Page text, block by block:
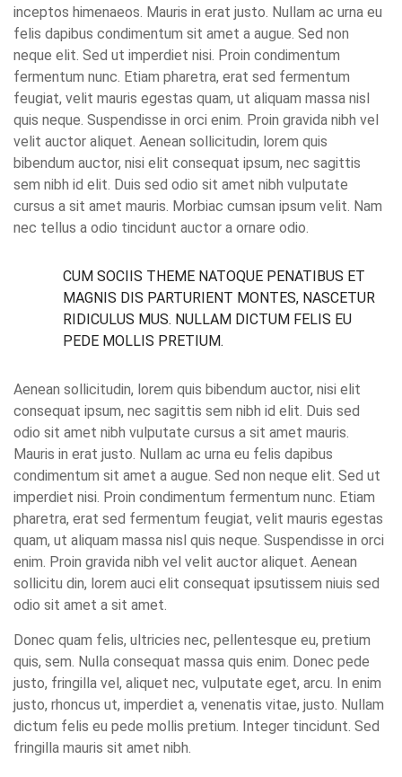
inceptos himenaeos. Mauris in erat justo. Nullam ac urna eu
felis dapibus condimentum sit amet a augue. Sed non
neque elit. Sed ut imperdiet nisi. Proin condimentum
fermentum nunc. Etiam pharetra, erat sed fermentum
feugiat, velit mauris egestas quam, ut aliquam massa nisl
quis neque. Suspendisse in orci enim. Proin gravida nibh vel
velit auctor aliquet. Aenean sollicitudin, lorem quis
bibendum auctor, nisi elit consequat ipsum, nec sagittis
sem nibh id elit. Duis sed odio sit amet nibh vulputate
cursus a sit amet mauris. Morbiac cumsan ipsum velit. Nam
nec tellus a odio tincidunt auctor a ornare odio.
CUM SOCIIS THEME NATOQUE PENATIBUS ET
MAGNIS DIS PARTURIENT MONTES, NASCETUR
RIDICULUS MUS. NULLAM DICTUM FELIS EU
PEDE MOLLIS PRETIUM.
Aenean sollicitudin, lorem quis bibendum auctor, nisi elit
consequat ipsum, nec sagittis sem nibh id elit. Duis sed
odio sit amet nibh vulputate cursus a sit amet mauris.
Mauris in erat justo. Nullam ac urna eu felis dapibus
condimentum sit amet a augue. Sed non neque elit. Sed ut
imperdiet nisi. Proin condimentum fermentum nunc. Etiam
pharetra, erat sed fermentum feugiat, velit mauris egestas
quam, ut aliquam massa nisl quis neque. Suspendisse in orci
enim. Proin gravida nibh vel velit auctor aliquet. Aenean
sollicitu din, lorem auci elit consequat ipsutissem niuis sed
odio sit amet a sit amet.
Donec quam felis, ultricies nec, pellentesque eu, pretium
quis, sem. Nulla consequat massa quis enim. Donec pede
justo, fringilla vel, aliquet nec, vulputate eget, arcu. In enim
justo, rhoncus ut, imperdiet a, venenatis vitae, justo. Nullam
dictum felis eu pede mollis pretium. Integer tincidunt. Sed
fringilla mauris sit amet nibh.